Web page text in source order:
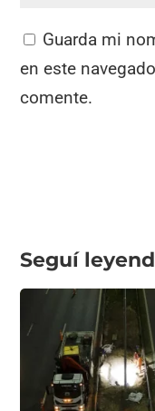
Guarda mi
en este
comente.
Seguí